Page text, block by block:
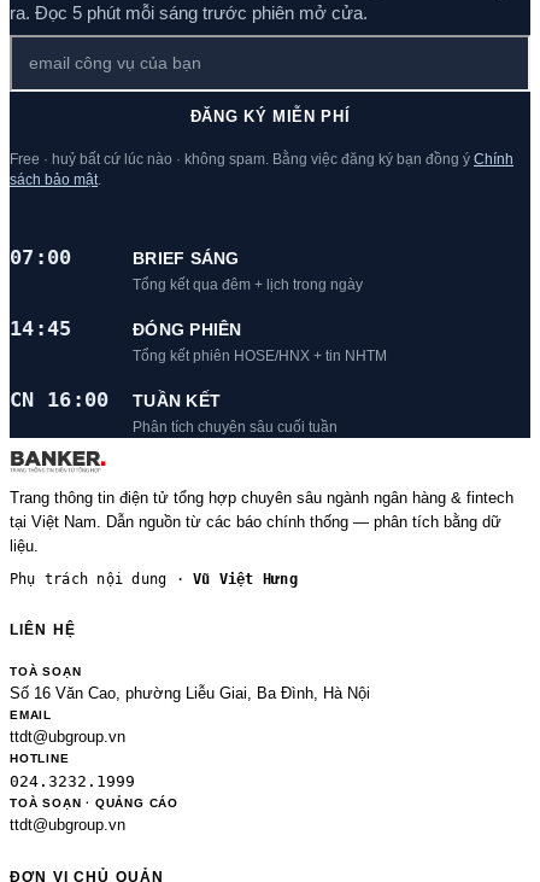
ra. Đọc 5 phút mỗi sáng trước phiên mở cửa.
ĐĂNG KÝ MIỄN PHÍ
Free · huỷ bất cứ lúc nào · không spam. Bằng việc đăng ký bạn đồng ý Chính
sách bảo mật
07:00 BRIEF SÁNG
Tổng kết qua đêm + lịch trong ngày
14:45 ĐÓNG PHIÊN
Tổng kết phiên HOSE/HNX + tin NHTM
CN 16:00 TUẦN KẾT
Phân tích chuyên sâu cuối tuần
Trang thông tin điện tử tổng hợp chuyên sâu ngành ngân hàng & fintech
tại Việt Nam. Dẫn nguồn từ các báo chính thống — phân tích bằng dữ
liệu.
Phụ trách nội dung ·Vũ Việt Hưng
LIÊN HỆ
TOÀ SOẠN
Số 16 Văn Cao, phường Liễu Giai, Ba Đình, Hà Nội
EMAIL
ttdt@ubgroup.vn
HOTLINE
024.3232.1999
TOÀ SOẠN · QUẢNG CÁO
ttdt@ubgroup.vn
ĐƠN VỊ CHỦ QUẢN